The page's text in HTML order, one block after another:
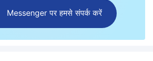
Messenger पर हमसे संपर्क करें